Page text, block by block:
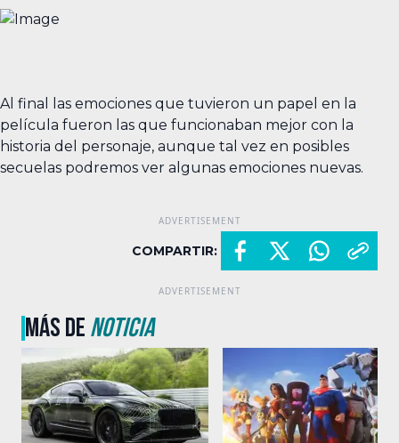
Al final las emociones que tuvieron un papel en la
película fueron las que funcionaban mejor con la
historia del personaje, aunque tal vez en posibles
secuelas podremos ver algunas emociones nuevas.
COMPARTIR:
MÁS DENOTICIA